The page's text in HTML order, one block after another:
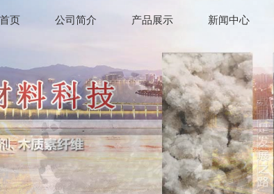
页 公司简介 产品展示 新闻中心